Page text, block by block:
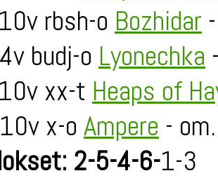
rbsh-o Bozhidar
budj-o Lyonechka
xx-t Heaps of
x-o Ampere -
2-5-4-6-1-3